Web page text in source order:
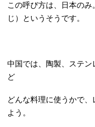
この呼び方は、日本の
じ）というそうです。
中国では、陶製、ステ
ど
どんな料理に使うかで
よう。